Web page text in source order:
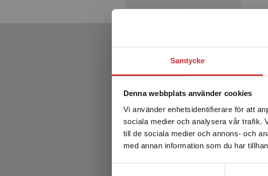
Samtycke
Denna webbplats använder cookies
Vi använder enhetsidentifierare för att
sociala medier och analysera vår trafik.
till de sociala medier och annons- och
med annan information som du har
Det
enhet
Sverige.